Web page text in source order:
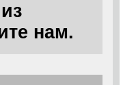
нам.